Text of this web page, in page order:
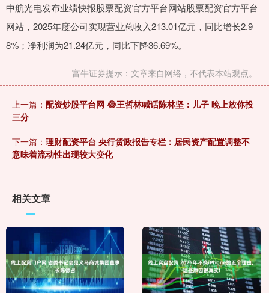
中航光电发布业绩快报股票配资官方平台网站股票配资官方平台
网站，2025年度公司实现营业总收入213.01亿元，同比增长2.9
8%；净利润为21.24亿元，同比下降36.69%。
富牛证券提示：文章来自网络，不代表本站观点。
上一篇： 配资炒股平台网 😂王哲林喊话陈林坚：儿子 晚上放你投
三分
下一篇： 理财配资平台 央行货政报告专栏：居民资产配置调整不
意味着流动性出现较大变化
相关文章